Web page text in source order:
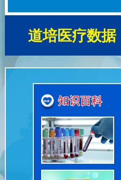
道培医疗数据